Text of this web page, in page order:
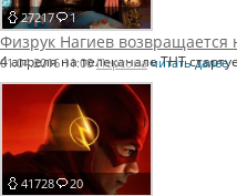
27217 1
Физрук Нагиев возвращается
4 апреля на телеканале ТНТ
01.04.2016 11:00Персона читать далее
41728 20